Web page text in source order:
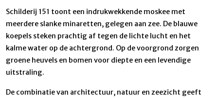
Schilderij 151 toont een indrukwekkende moskee met
meerdere slanke minaretten, gelegen aan zee. De blauwe
koepels steken prachtig af tegen de lichte lucht en het
kalme water op de achtergrond. Op de voorgrond zorgen
groene heuvels en bomen voor diepte en een levendige
uitstraling.
De combinatie van architectuur, natuur en zeezicht geeft